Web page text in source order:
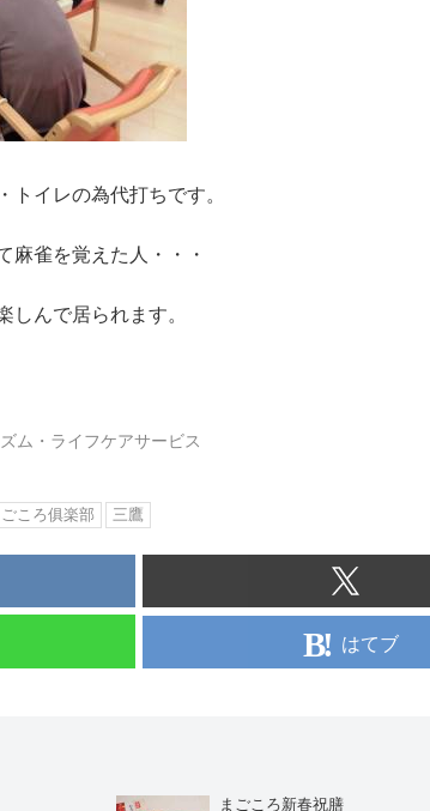
トイレの為代打ちです。
麻雀を覚えた人・・・
しんで居られます。
ム・ライフケアサービス
ごころ俱楽部 三鷹
はてブ
まごころ新春祝膳